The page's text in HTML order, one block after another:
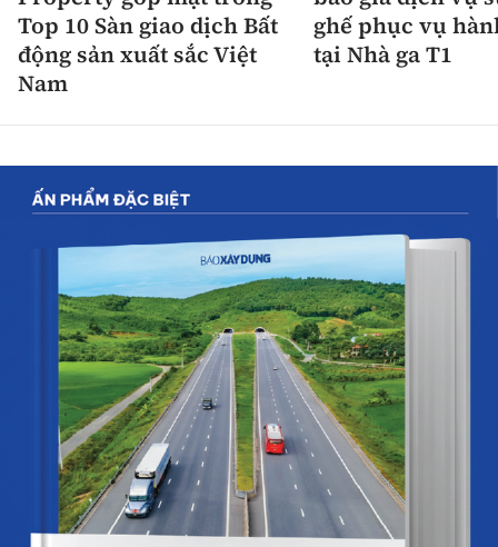
Top 10 Sàn giao dịch Bất
động sản xuất sắc Việt
Nam
ghế phục vụ
tại Nhà ga T1